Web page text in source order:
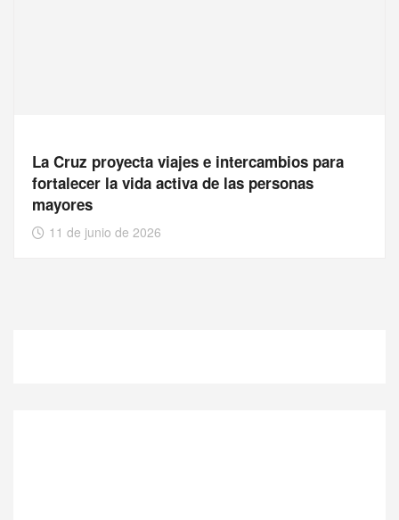
La Cruz proyecta viajes e intercambios para
fortalecer la vida activa de las personas
mayores
11 de junio de 2026